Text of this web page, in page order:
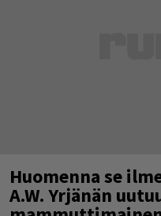
Huomenna se
A.W. Yrjänän